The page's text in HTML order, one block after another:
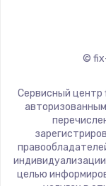
Замена
©
Сервисный центр
целью